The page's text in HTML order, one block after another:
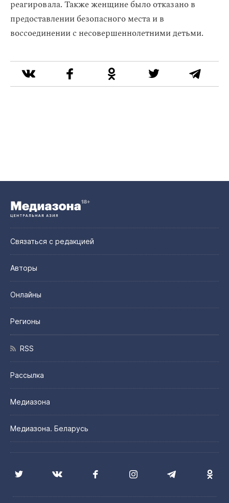
реагировала. Также женщине было отказано в
предоставлении безопасного места и в
воссоединении с несовершеннолетними детьми.
Связаться с редакцией
Авторы
Онлайны
Регионы
RSS
Рассылка
Медиазона
Медиазона. Беларусь